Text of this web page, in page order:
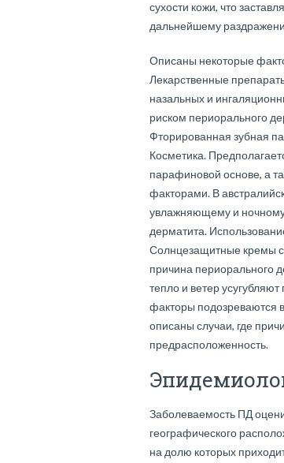
сухости кожи, что
дальнейшему
Описаны некоторые
Лекарственные
назальных и
риском периорального
Фторированная зубная
Косметика.
парафиновой основе, а
факторами. В
увлажняющему и ночному
дерматита.
Солнцезащитные кремы
причина периорального
тепло и ветер
факторы подозреваются
описаны случаи, где
предрасположенность.
Заболеваемость ПД
географического
на долю которых